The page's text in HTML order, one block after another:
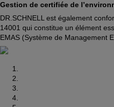
Gestion de certifiée de
DR.SCHNELL est également
14001 qui constitue un élément
EMAS (Système de Management